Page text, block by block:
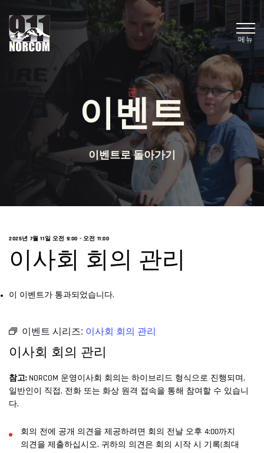
메뉴
곧
이벤트
이벤트로 돌아가기
2025년 7월 11일 오전 9:00 - 오전 11:00
이사회 회의 관리
이 이벤트가 통과되었습니다.
이벤트 시리즈: 이사회 회의 관리
이사회 회의 관리
참고: NORCOM 운영이사회 회의는 하이브리드 형식으로 진행되며,
일반인이 직접, 전화 또는 화상 원격 접속을 통해 참여할 수 있습니
다.
회의 전에 공개 의견을 제공하려면 회의 전날 오후 4:00까지
의견을 제출하십시오. 귀하의 의견은 회의 시작 시 기록(최대